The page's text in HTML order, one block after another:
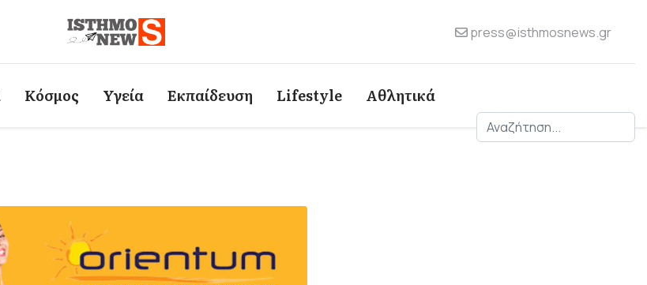
press@isthmosnews.gr
Κόσμος Υγεία Εκπαίδευση Lifestyle Αθλητικά
Αναζήτηση